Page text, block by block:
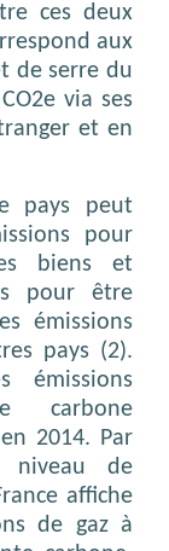
ces deux
aux
de serre du
via ses
et en
pays peut
pour
biens et
pour être
émissions
pays (2).
carbone
2014. Par
niveau de
affiche
de gaz à